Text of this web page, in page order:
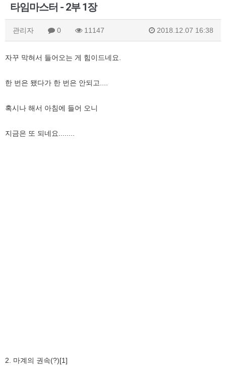
타임마스터 - 2부 1장
관리자 0 11147 2018.12.07 16:38
자꾸 막혀서 들어오는 게 힘이드네요.
한 번은 됐다가 한 번은 안되고....
혹시나 해서 아침에 들어 오니
지금은 또 되네요........
2. 마계의 권속(?)[1]